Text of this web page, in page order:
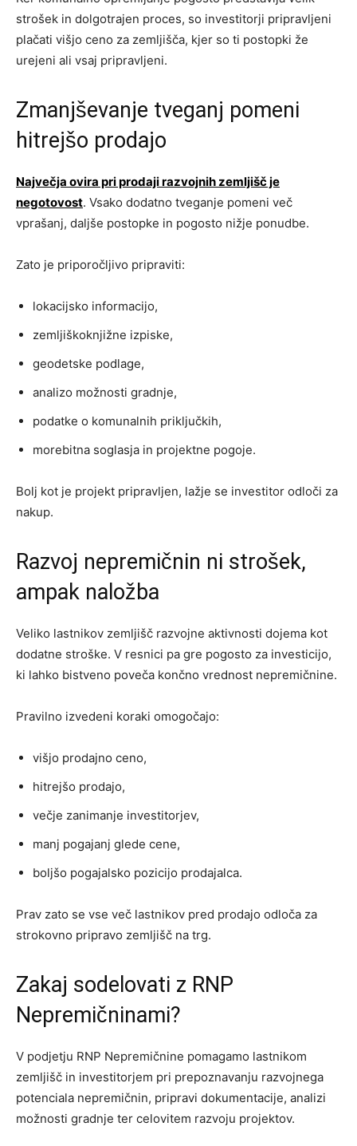
strošek in dolgotrajen proces, so investitorji pripravljeni
plačati višjo ceno za zemljišča, kjer so ti postopki že
urejeni ali vsaj pripravljeni.
Zmanjševanje tveganj pomeni
hitrejšo prodajo
Največja ovira pri prodaji razvojnih zemljišč je
negotovost. Vsako dodatno tveganje pomeni več
vprašanj, daljše postopke in pogosto nižje ponudbe.
Zato je priporočljivo pripraviti:
lokacijsko informacijo,
zemljiškoknjižne izpiske,
geodetske podlage,
analizo možnosti gradnje,
podatke o komunalnih priključkih,
morebitna soglasja in projektne pogoje.
Bolj kot je projekt pripravljen, lažje se investitor odloči za
nakup.
Razvoj nepremičnin ni strošek,
ampak naložba
Veliko lastnikov zemljišč razvojne aktivnosti dojema kot
dodatne stroške. V resnici pa gre pogosto za investicijo,
ki lahko bistveno poveča končno vrednost nepremičnine.
Pravilno izvedeni koraki omogočajo:
višjo prodajno ceno,
hitrejšo prodajo,
večje zanimanje investitorjev,
manj pogajanj glede cene,
boljšo pogajalsko pozicijo prodajalca.
Prav zato se vse več lastnikov pred prodajo odloča za
strokovno pripravo zemljišč na trg.
Zakaj sodelovati z RNP
Nepremičninami?
V podjetju RNP Nepremičnine pomagamo lastnikom
zemljišč in investitorjem pri prepoznavanju razvojnega
potenciala nepremičnin, pripravi dokumentacije, analizi
možnosti gradnje ter celovitem razvoju projektov.